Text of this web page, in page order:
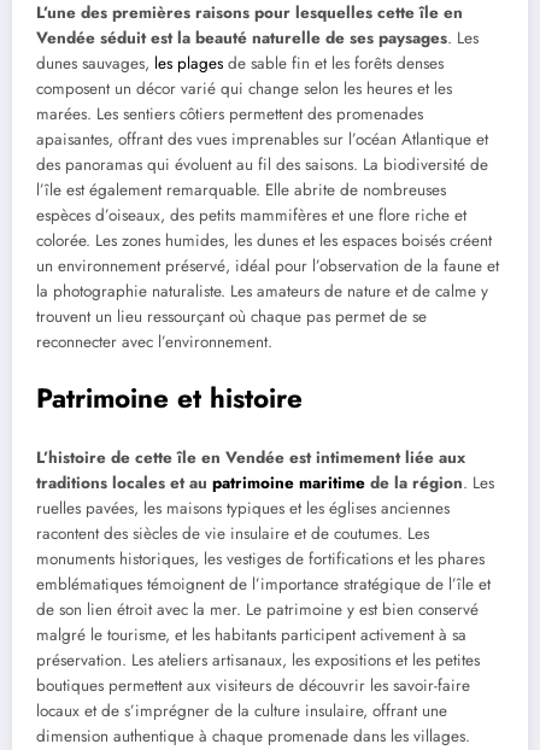
L’une des premières raisons pour lesquelles cette île en
Vendée séduit est la beauté naturelle de ses paysages. Les
dunes sauvages, les plages de sable fin et les forêts denses
composent un décor varié qui change selon les heures et les
marées. Les sentiers côtiers permettent des promenades
apaisantes, offrant des vues imprenables sur l’océan Atlantique et
des panoramas qui évoluent au fil des saisons. La biodiversité de
l’île est également remarquable. Elle abrite de nombreuses
espèces d’oiseaux, des petits mammifères et une flore riche et
colorée. Les zones humides, les dunes et les espaces boisés créent
un environnement préservé, idéal pour l’observation de la faune et
la photographie naturaliste. Les amateurs de nature et de calme y
trouvent un lieu ressourçant où chaque pas permet de se
reconnecter avec l’environnement.
Patrimoine et histoire
L’histoire de cette île en Vendée est intimement liée aux
traditions locales et au patrimoine maritime de la région. Les
ruelles pavées, les maisons typiques et les églises anciennes
racontent des siècles de vie insulaire et de coutumes. Les
monuments historiques, les vestiges de fortifications et les phares
emblématiques témoignent de l’importance stratégique de l’île et
de son lien étroit avec la mer. Le patrimoine y est bien conservé
malgré le tourisme, et les habitants participent activement à sa
préservation. Les ateliers artisanaux, les expositions et les petites
boutiques permettent aux visiteurs de découvrir les savoir-faire
locaux et de s’imprégner de la culture insulaire, offrant une
dimension authentique à chaque promenade dans les villages.